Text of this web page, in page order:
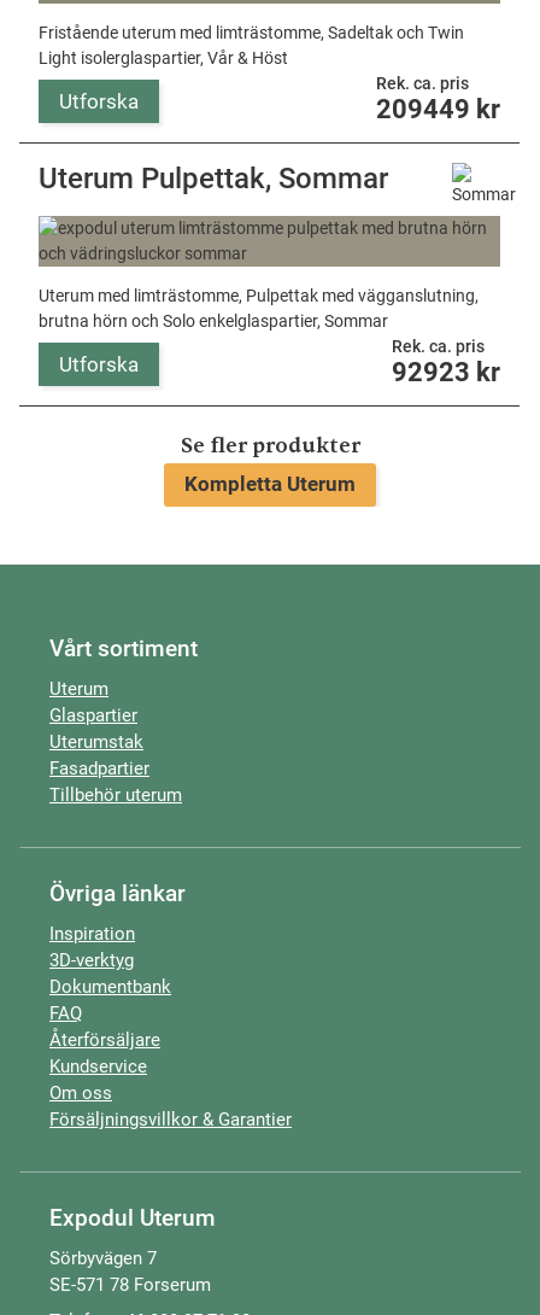
Fristående uterum med limträstomme, Sadeltak och Twin
Light isolerglaspartier, Vår & Höst
Utforska
Rek. ca. pris
209449 kr
Uterum Pulpettak, Sommar
Uterum med limträstomme, Pulpettak med vägganslutning,
brutna hörn och Solo enkelglaspartier, Sommar
Utforska
Rek. ca. pris
92923 kr
Se fler produkter
Kompletta Uterum
Vårt sortiment
Uterum
Glaspartier
Uterumstak
Fasadpartier
Tillbehör uterum
Övriga länkar
Inspiration
3D-verktyg
Dokumentbank
FAQ
Återförsäljare
Kundservice
Om oss
Försäljningsvillkor & Garantier
Expodul Uterum
Sörbyvägen 7
SE-571 78 Forserum